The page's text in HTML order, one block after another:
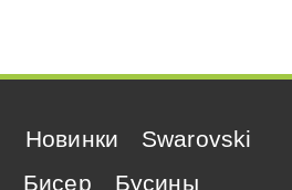
Новинки
Swarovski
Бисер
Бусины